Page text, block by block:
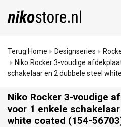
Terug Home Designseries
Niko Rocker 3-voudige
schakelaar en 2 dubbele steel
Niko Rocker 3-voudige
voor 1 enkele
white coated (154-